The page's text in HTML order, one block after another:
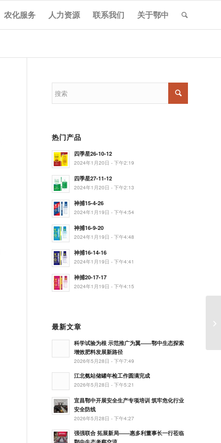
农化服务 人力资源 联系我们 关于鄂中
热门产品
四季星26-10-12
2024年1月20日 - 下午2:19
四季星27-11-12
2024年1月20日 - 下午2:13
神捕15-4-26
2024年1月19日 - 下午4:54
神捕16-9-20
2024年1月19日 - 下午4:48
神捕16-14-16
2024年1月19日 - 下午4:41
神捕20-17-17
2024年1月19日 - 下午4:15
最新文章
科学试验为根 示范推广为翼——鄂中生态探索
增效肥料发展新路径
2026年5月28日 - 下午7:49
江北氨站储罐年检工作圆满完成
2026年5月28日 - 下午5:21
宜昌鄂中开展安全生产专项培训 筑牢危化行业
安全防线
2026年5月28日 - 下午4:27
强强联合 拓展新局——惠多利董事长一行莅临